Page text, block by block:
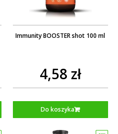
Immunity BOOSTER shot 100 ml
4,58 zł
Do koszyka